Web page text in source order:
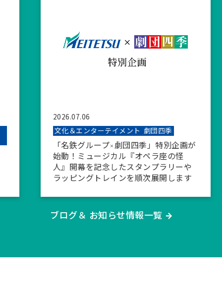
2026.07.06
文化＆エンターテイメント 劇団四季
「名鉄グループ×劇団四季」特別企画が
始動！ミュージカル『オペラ座の怪
人』開幕を記念したスタンプラリーや
ラッピングトレインを順次展開します
ブログ＆ お知らせ情報一覧